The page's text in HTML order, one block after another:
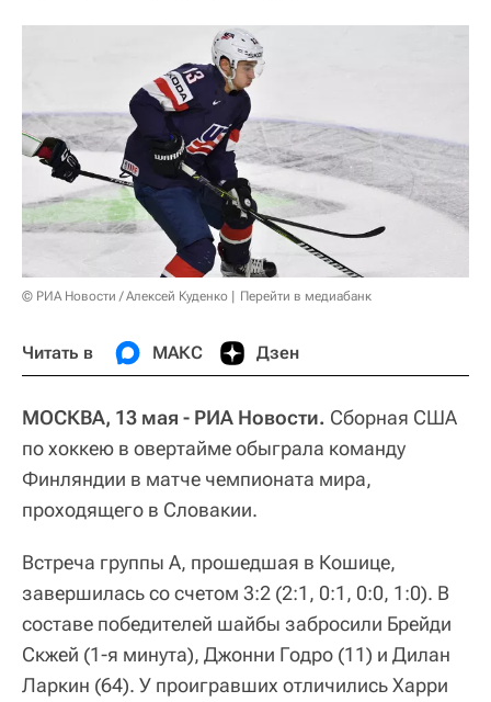
© РИА Новости / Алексей Куденко Перейти в медиабанк
Читать в МАКС Дзен
МОСКВА, 13 мая - РИА Новости. Сборная США
по хоккею в овертайме обыграла команду
Финляндии в матче чемпионата мира,
проходящего в Словакии.
Встреча группы A, прошедшая в Кошице,
завершилась со счетом 3:2 (2:1, 0:1, 0:0, 1:0). В
составе победителей шайбы забросили Брейди
Скжей (1-я минута), Джонни Годро (11) и Дилан
Ларкин (64). У проигравших отличились Харри